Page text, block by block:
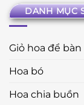
DANH MỤC
Giỏ hoa để bàn
Hoa bó
Hoa chia buồn